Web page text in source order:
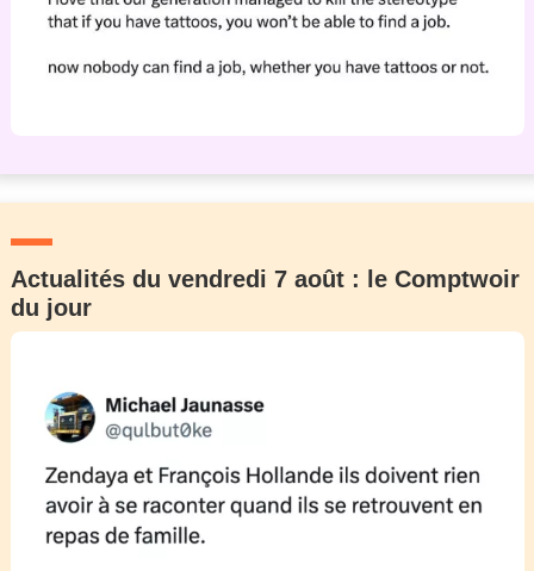
Actualités du vendredi 7 août : le Comptwoir
du jour